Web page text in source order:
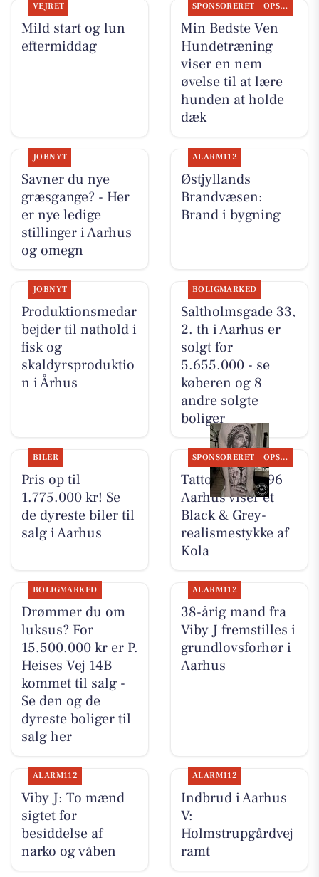
VEJRET
Mild start og lun
eftermiddag
SPONSORERET OPSLAGSTAVLEN
Min Bedste Ven
Hundetræning
viser en nem
øvelse til at lære
hunden at holde
dæk
JOBNYT
Savner du nye
græsgange? - Her
er nye ledige
stillinger i Aarhus
og omegn
ALARM112
Østjyllands
Brandvæsen:
Brand i bygning
JOBNYT
Produktionsmedar
bejder til nathold i
fisk og
skaldyrsproduktio
n i Århus
BOLIGMARKED
Saltholmsgade 33,
2. th i Aarhus er
solgt for
5.655.000 - se
køberen og 8
andre solgte
boliger
BILER
Pris op til
1.775.000 kr! Se
de dyreste biler til
salg i Aarhus
SPONSORERET OPSLAGSTAVLEN
Tattoo Studio 96
Aarhus viser et
Black & Grey-
realismestykke af
Kola
BOLIGMARKED
Drømmer du om
luksus? For
15.500.000 kr er P.
Heises Vej 14B
kommet til salg -
Se den og de
dyreste boliger til
salg her
ALARM112
38-årig mand fra
Viby J fremstilles i
grundlovsforhør i
Aarhus
ALARM112
Viby J: To mænd
sigtet for
besiddelse af
narko og våben
ALARM112
Indbrud i Aarhus
V:
Holmstrupgårdvej
ramt